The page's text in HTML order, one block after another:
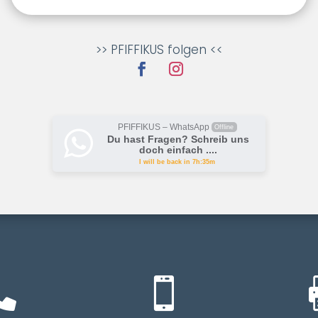
>> PFIFFIKUS folgen <<
PFIFFIKUS – WhatsApp Offline
Du hast Fragen? Schreib uns
doch einfach ....
I will be back in 7h:35m
